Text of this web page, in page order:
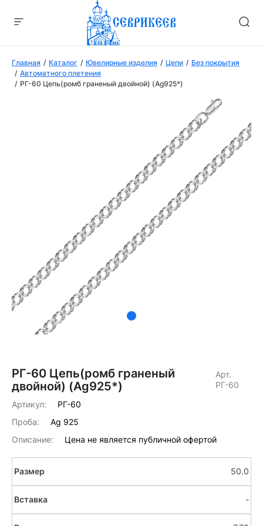
Главная Каталог Ювелирные изделия Цепи
Без покрытия
Автоматного плетения
РГ-60 Цепь(ромб граненый двойной) (Аg925*)
РГ-60 Цепь(ромб граненый
двойной) (Аg925*)
Арт.
РГ-60
Артикул:
РГ-60
Проба:
Ag 925
Описание:
Цена не является публичной офертой
50.0
-